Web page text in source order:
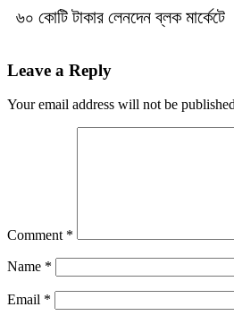
৬০ কোটি টাকার লেনদেন ব্লক মার্কেটে
Leave a Reply
Your email address will not be
Comment *
Name *
Email *